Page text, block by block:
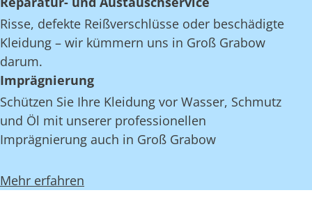
Risse, defekte Reißverschlüsse oder beschädigte
Kleidung – wir kümmern uns in Groß Grabow
darum.
Imprägnierung
Schützen Sie Ihre Kleidung vor Wasser, Schmutz
und Öl mit unserer professionellen
Imprägnierung auch in Groß Grabow
Mehr erfahren